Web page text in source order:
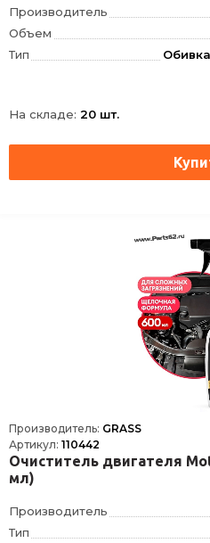
Производитель
Объем
Тип
Ширина
Условия хранения
Толщина упаковки, мм
На складе: 20 шт.
Производитель: GRASS
Артикул: 110442
Очиститель двигателя
мл)
Производитель
Тип